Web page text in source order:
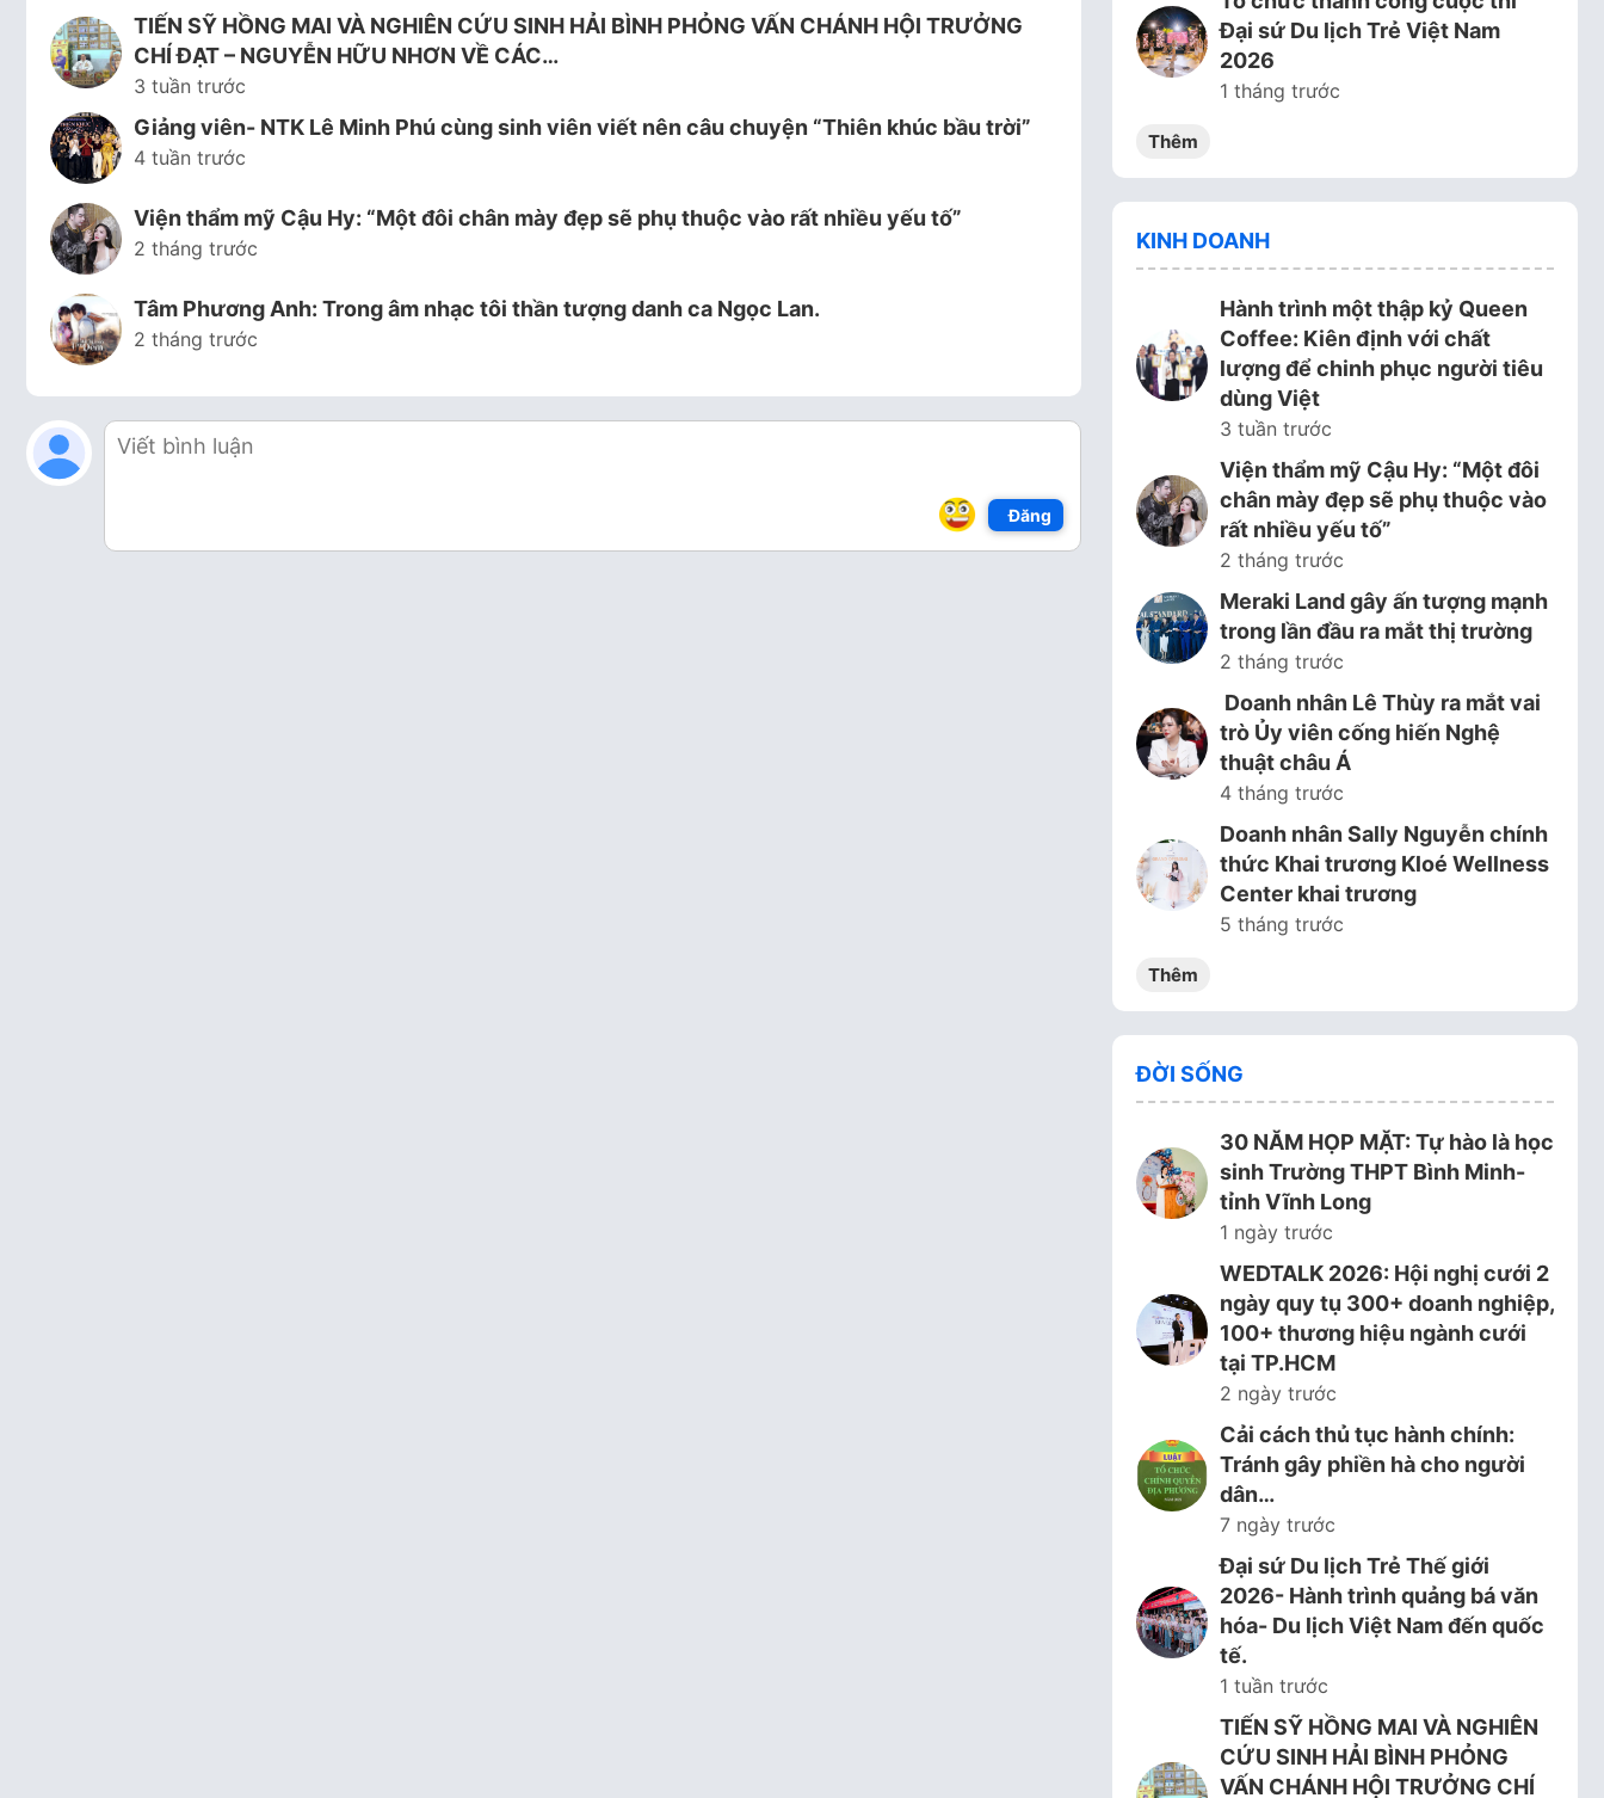
TIẾN SỸ HỒNG MAI VÀ NGHIÊN CỨU SINH HẢI BÌNH PHỎNG VẤN CHÁNH HỘI TRƯỞNG
CHÍ ĐẠT – NGUYỄN HỮU NHƠN VỀ CÁC…
3 tuần trước
Giảng viên- NTK Lê Minh Phú cùng sinh viên viết nên câu chuyện “Thiên khúc bầu trời”
4 tuần trước
Viện thẩm mỹ Cậu Hy: “Một đôi chân mày đẹp sẽ phụ thuộc vào rất nhiều yếu tố”
2 tháng trước
Tâm Phương Anh: Trong âm nhạc tôi thần tượng danh ca Ngọc Lan.
2 tháng trước
Đăng
Đại sứ Du lịch Trẻ Việt Nam
2026
1 tháng trước
Thêm
KINH DOANH
Hành trình một thập kỷ Queen
Coffee: Kiên định với chất
lượng để chinh phục người tiêu
dùng Việt
3 tuần trước
Viện thẩm mỹ Cậu Hy: “Một đôi
chân mày đẹp sẽ phụ thuộc vào
rất nhiều yếu tố”
2 tháng trước
Meraki Land gây ấn tượng mạnh
trong lần đầu ra mắt thị trường
2 tháng trước
Doanh nhân Lê Thùy ra mắt vai
trò Ủy viên cống hiến Nghệ
thuật châu Á
4 tháng trước
Doanh nhân Sally Nguyễn chính
thức Khai trương Kloé Wellness
Center khai trương
5 tháng trước
Thêm
ĐỜI SỐNG
30 NĂM HỌP MẶT: Tự hào là học
sinh Trường THPT Bình Minh-
tỉnh Vĩnh Long
1 ngày trước
WEDTALK 2026: Hội nghị cưới 2
ngày quy tụ 300+ doanh nghiệp,
100+ thương hiệu ngành cưới
tại TP.HCM
2 ngày trước
Cải cách thủ tục hành chính:
Tránh gây phiền hà cho người
dân…
7 ngày trước
Đại sứ Du lịch Trẻ Thế giới
2026- Hành trình quảng bá văn
hóa- Du lịch Việt Nam đến quốc
tế.
1 tuần trước
TIẾN SỸ HỒNG MAI VÀ NGHIÊN
CỨU SINH HẢI BÌNH PHỎNG
VẤN CHÁNH HỘI TRƯỞNG CHÍ